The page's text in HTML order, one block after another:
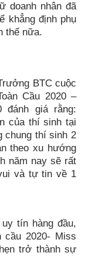
doanh nhân đã
khẳng định phụ
thế nữa.
BTC cuộc
Cầu 2020 –
đánh giá rằng:
của thí sinh tại
chung thí sinh 2
theo xu hướng
năm nay sẽ rất
và tự tin về 1
tín hàng đầu,
cầu 2020- Miss
trở thành sự